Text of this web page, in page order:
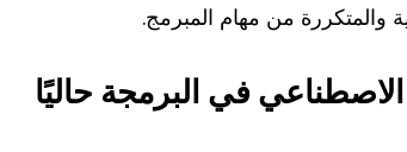
والمتكررة من مهام المبرمج.
في البرمجة حاليًا